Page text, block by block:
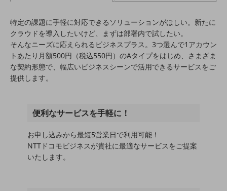
セキュリティ
データ利活用
業務支援・マーケティング
特定の課題に手軽に対応できるソリューションがほしい。新たに
クラウドを導入したいけど、まずは部署内で試したい。
そんなニーズに応えられるビジネスプラス。3つ選んで1アカウン
トあたり月額500円（税込550円）のAタイプをはじめ、さまざま
な契約形態で、幅広いビジネスシーンで活用できるサービスをご
提供します。
便利なサービスを手軽に！
お申し込みから最短5営業日で利用可能！
NTTドコモビジネスが貴社に最適なサービスをご提案
いたします。